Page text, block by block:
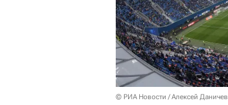
© РИА Новости / Алексей Даничев